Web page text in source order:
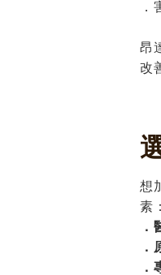
．
昂
改
想
素：
．
．
．